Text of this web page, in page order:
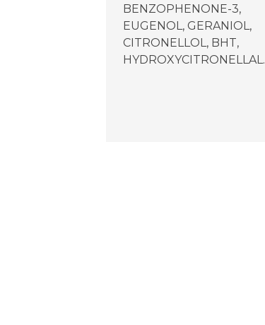
BENZOPHENONE-3,
EUGENOL, GERANIOL,
CITRONELLOL, BHT,
HYDROXYCITRONELLAL.